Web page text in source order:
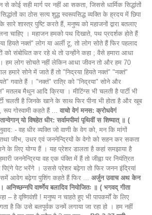
कोई सही मार्ग पर नहीं आ सकता, जिससे धार्मिक सिद्धांतों
का ठोस सत्य शुद्ध स्वरूपसिद्ध व्यक्ति के ह्रदय में छिपा
शास्त्र पुष्टि करते हैं, मनुष्य को महाजनों द्वारा बतलाए
चाहिए । महाजन हमको पथ दिखाते, पथ प्रदर्शक होते हैं
हियते नक्तं" लोग या अर्ली टू, तो लोग सोते हैं फिर पहलाद
को संबोधित कर रहे थे तो उन्होंने कहा ; वैसे हमारा आधा
। हम लोग सोचते नहीं लेकिन आधा जीवन तो और हम 70
हमारे सोने में जाते हैं तो "निद्रया हियते नक्तं" "नक्तं"
गवाते हैं । "नक्तं" रात्रि को "निद्रया" सोने और
मतलब मैथुन आदि क्रिया । मीटिंग्स भी चलती है पार्टी भी
चलती है जिनके खाने के साथ फिर पीना भी होता है और खूब
गोस्वामी कहते हैं ... वाचो वेगं मनस: क्रोधवेगं
यो विषहेत धीर: सर्वामपीमां पृथिवीं स शिष्यात् ॥ (
- वह धीर व्यक्ति जो वाणी के वेग को, मन कि मांगों
जीभ, उधर एवं जननेन्द्रियों के वेगो को सहन कर सकता
के लिए योग्य हैं । यह प्रेशर डालता है कहां समझाया है
जननेन्द्रिया वह एक पंक्ति में हैं तो जीह्वा पर नियंत्रित
पेट भरेंगे । उससे प्रेशर बढ़ेगा तो फिर जनन इंद्रियां
आवेग बढ़ेगा पुशिंग कहते हैं फिर ... अर्जुन उवाच अथ केन
अनिच्छन्नपि वार्ष्णेय बलादिव नियोजितः ॥ ( भगवद् गीता
– हे वृष्णिवंशी ! मनुष्य न चाहते हुए भी पापकर्मों के लिए
है कि उसे बलपूर्वक उनमें लगाया जा रहा हो । हम नहीं